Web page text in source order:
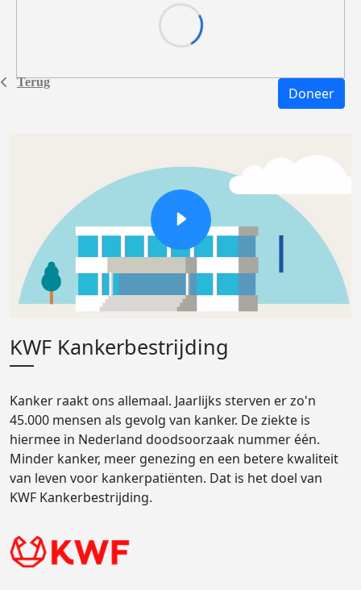
Terug
Doneer
KWF Kankerbestrijding
Kanker raakt ons allemaal. Jaarlijks sterven er zo'n
45.000 mensen als gevolg van kanker. De ziekte is
hiermee in Nederland doodsoorzaak nummer één.
Minder kanker, meer genezing en een betere kwaliteit
van leven voor kankerpatiënten. Dat is het doel van
KWF Kankerbestrijding.